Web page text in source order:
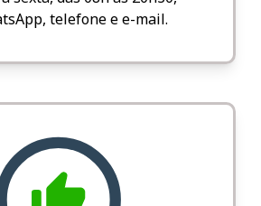
telefone e e-mail.